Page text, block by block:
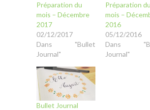
Préparation du
mois – Décembre
2017
02/12/2017
Dans "Bullet
Journal"
Préparation du
mois –
2016
05/12/2016
Dans
Journal"
Bullet Journal